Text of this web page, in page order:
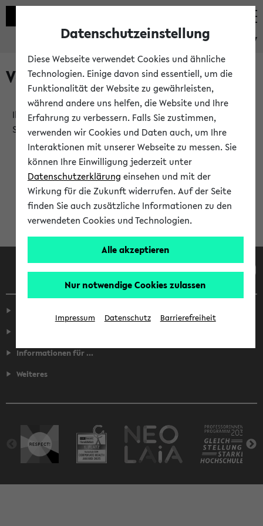
eKVV
Verlauf
Ihr Verlauf ist leer. Er wird sich im Verlauf Ihrer eKVV
Sitzung füllen.
Informationen für ...
Weiteres
Datenschutzeinstellung
Diese Webseite verwendet Cookies und ähnliche
Technologien. Einige davon sind essentiell, um die
Funktionalität der Website zu gewährleisten,
während andere uns helfen, die Website und Ihre
Erfahrung zu verbessern. Falls Sie zustimmen,
verwenden wir Cookies und Daten auch, um Ihre
Interaktionen mit unserer Webseite zu messen. Sie
können Ihre Einwilligung jederzeit unter
Datenschutzerklärung einsehen und mit der
Wirkung für die Zukunft widerrufen. Auf der Seite
finden Sie auch zusätzliche Informationen zu den
verwendeten Cookies und Technologien.
Alle akzeptieren
Nur notwendige Cookies zulassen
Impressum Datenschutz Barrierefreiheit